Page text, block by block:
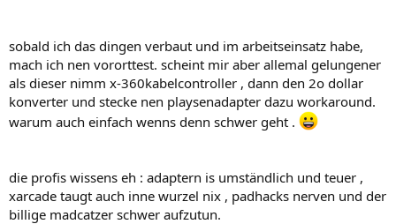
sobald ich das dingen verbaut und im arbeitseinsatz habe,
mach ich nen vororttest. scheint mir aber allemal gelungener
als dieser nimm x-360kabelcontroller , dann den 2o dollar
konverter und stecke nen playsenadapter dazu workaround.
warum auch einfach wenns denn schwer geht .
die profis wissens eh : adaptern is umständlich und teuer ,
xarcade taugt auch inne wurzel nix , padhacks nerven und der
billige madcatzer schwer aufzutun.